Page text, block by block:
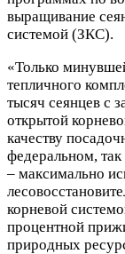
выращивание
системой (ЗКС).
«Только
тепличного
тысяч сеянцев с
открытой
качеству
федеральном,
– максимально
корневой
процентной
природных